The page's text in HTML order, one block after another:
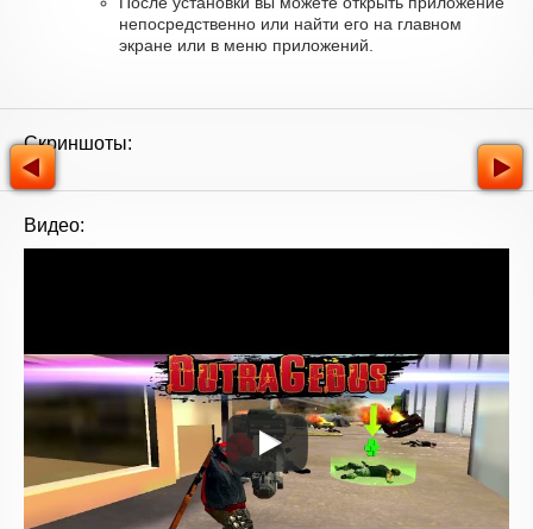
непосредственно или найти его на главном
экране или в меню приложений.
Скриншоты:
Видео: